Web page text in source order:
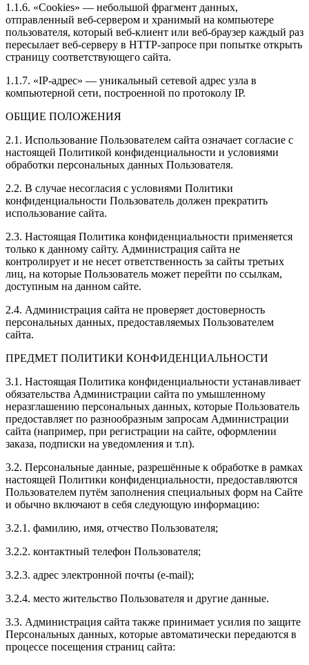
1.1.6. «Cookies» — небольшой фрагмент данных,
отправленный веб-сервером и хранимый на компьютере
пользователя, который веб-клиент или веб-браузер каждый раз
пересылает веб-серверу в HTTP-запросе при попытке открыть
страницу соответствующего сайта.
1.1.7. «IP-адрес» — уникальный сетевой адрес узла в
компьютерной сети, построенной по протоколу IP.
ОБЩИЕ ПОЛОЖЕНИЯ
2.1. Использование Пользователем сайта означает согласие с
настоящей Политикой конфиденциальности и условиями
обработки персональных данных Пользователя.
2.2. В случае несогласия с условиями Политики
конфиденциальности Пользователь должен прекратить
использование сайта.
2.3. Настоящая Политика конфиденциальности применяется
только к данному сайту. Администрация сайта не
контролирует и не несет ответственность за сайты третьих
лиц, на которые Пользователь может перейти по ссылкам,
доступным на данном сайте.
2.4. Администрация сайта не проверяет достоверность
персональных данных, предоставляемых Пользователем
сайта.
ПРЕДМЕТ ПОЛИТИКИ КОНФИДЕНЦИАЛЬНОСТИ
3.1. Настоящая Политика конфиденциальности устанавливает
обязательства Администрации сайта по умышленному
неразглашению персональных данных, которые Пользователь
предоставляет по разнообразным запросам Администрации
сайта (например, при регистрации на сайте, оформлении
заказа, подписки на уведомления и т.п).
3.2. Персональные данные, разрешённые к обработке в рамках
настоящей Политики конфиденциальности, предоставляются
Пользователем путём заполнения специальных форм на Сайте
и обычно включают в себя следующую информацию:
3.2.1. фамилию, имя, отчество Пользователя;
3.2.2. контактный телефон Пользователя;
3.2.3. адрес электронной почты (e-mail);
3.2.4. место жительство Пользователя и другие данные.
3.3. Администрация сайта также принимает усилия по защите
Персональных данных, которые автоматически передаются в
процессе посещения страниц сайта: